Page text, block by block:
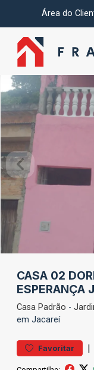
Área do
CASA 02
ESPERANÇA
Casa Padrão -
em Jacareí
Favoritar |